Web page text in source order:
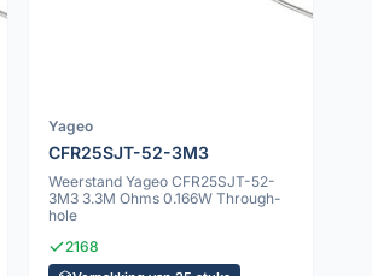
Yageo
CFR25SJT-52-3M3
Weerstand Yageo CFR25SJT-52-
3M3 3.3M Ohms 0.166W Through-
hole
2168